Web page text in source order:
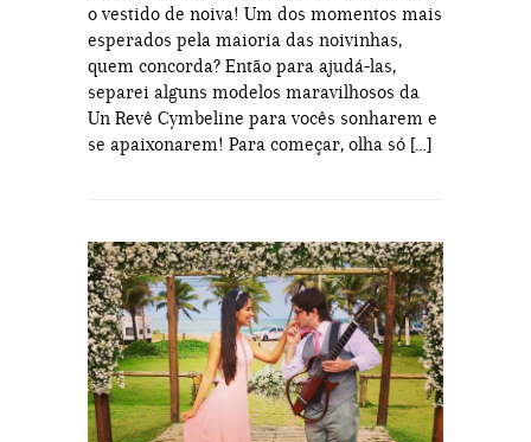
o vestido de noiva! Um dos momentos mais
esperados pela maioria das noivinhas,
quem concorda? Então para ajudá-las,
separei alguns modelos maravilhosos da
Un Revê Cymbeline para vocês sonharem e
se apaixonarem! Para começar, olha só […]